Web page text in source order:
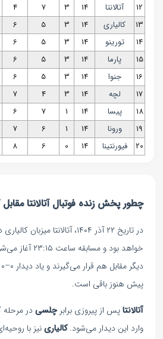
12 آتالانتا 14
3
7
4
13
کالیاری 14
3
5
6
14
تورینو 14
3
5
6
15
پارما 14
3
5
6
16
جنوا 14
3
5
6
17
لچه 14
3
4
7
18
پیسا 14
1
7
6
19
ورونا 14
1
6
7
20
فیورنتینا 14
0
6
8
چطور پخش زنده فوتبال آتالانتا مقابل
در تاریخ ۲۲ آذر ۱۴۰۴، آتالانتا
خواهد بود و
پیش هنوز باقی است.
آتالانتاپس از پیروزی برابرچلسی در مرحله
وارد این دیدار می‌شود.کالیارینیز با